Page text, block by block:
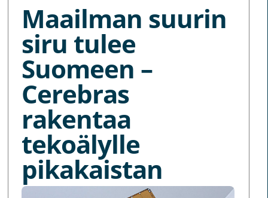
Maailman suurin
siru tulee
Suomeen –
Cerebras
rakentaa
tekoälylle
pikakaistan